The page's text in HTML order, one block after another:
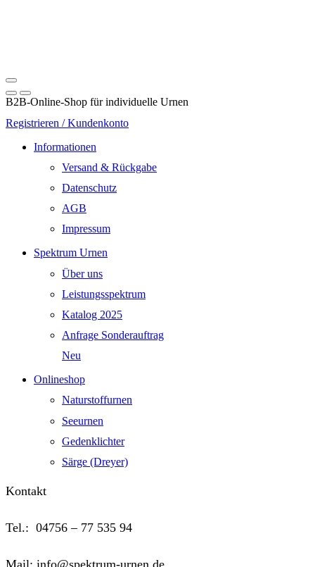
B2B-Online-Shop für individuelle Urnen
Registrieren / Kundenkonto
Informationen
Versand & Rückgabe
Datenschutz
AGB
Impressum
Spektrum Urnen
Über uns
Leistungsspektrum
Katalog 2025
Anfrage Sonderauftrag
Neu
Onlineshop
Naturstoffurnen
Seeurnen
Gedenklichter
Särge (Dreyer)
Kontakt
Tel.: 04756 – 77 535 94
Mail: info@spektrum-urnen.de